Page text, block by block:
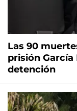
Las 90
prisión García
detención